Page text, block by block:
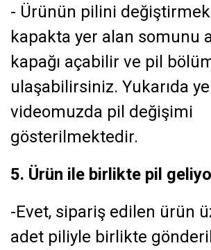
- Ürünün pilini
kapakta yer alan somunu
kapağı açabilir ve pil
ulaşabilirsiniz. Yukarıda
videomuzda pil değişimi
gösterilmektedir.
5. Ürün ile birlikte pil
-Evet, sipariş edilen ürün
adet piliyle birlikte